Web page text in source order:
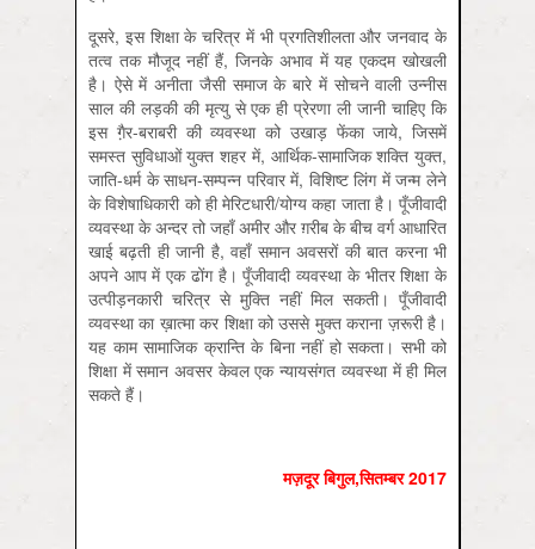
दूसरे, इस शिक्षा के चरित्र में भी प्रगतिशीलता और जनवाद के
तत्व तक मौजूद नहीं हैं, जिनके अभाव में यह एकदम खोखली
है। ऐसे में अनीता जैसी समाज के बारे में सोचने वाली उन्नीस
साल की लड़की की मृत्यु से एक ही प्रेरणा ली जानी चाहिए कि
इस गै़र-बराबरी की व्यवस्था को उखाड़ फेंका जाये, जिसमें
समस्त सुविधाओं युक्त शहर में, आर्थिक-सामाजिक शक्ति युक्त,
जाति-धर्म के साधन-सम्पन्न परिवार में, विशिष्ट लिंग में जन्म लेने
के विशेषाधिकारी को ही मेरिटधारी/योग्य कहा जाता है। पूँजीवादी
व्यवस्था के अन्दर तो जहाँ अमीर और ग़रीब के बीच वर्ग आधारित
खाई बढ़ती ही जानी है, वहाँ समान अवसरों की बात करना भी
अपने आप में एक ढोंग है। पूँजीवादी व्यवस्था के भीतर शिक्षा के
उत्पीड़नकारी चरित्र से मुक्ति नहीं मिल सकती। पूँजीवादी
व्यवस्था का ख़ात्मा कर शिक्षा को उससे मुक्त कराना ज़रूरी है।
यह काम सामाजिक क्रान्ति के बिना नहीं हो सकता। सभी को
शिक्षा में समान अवसर केवल एक न्यायसंगत व्यवस्था में ही मिल
सकते हैं।
मज़दूर बिगुल,सितम्‍बर 2017